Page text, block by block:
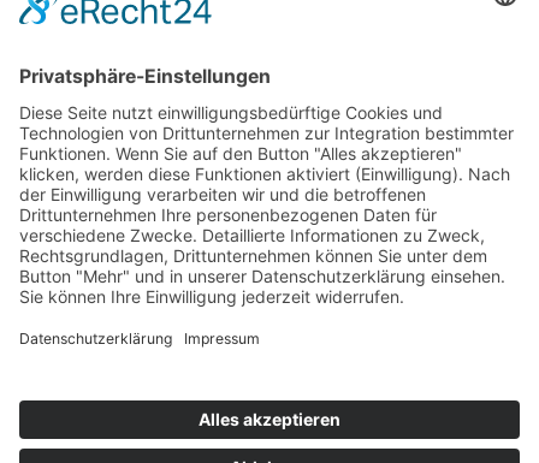
28.08.1977 - Ratisbona
Streckenskizze Programmheft
Alle Ergebnisse:
Nennungsliste
Ergebnis Rennen
Impressum
Jahrbuch